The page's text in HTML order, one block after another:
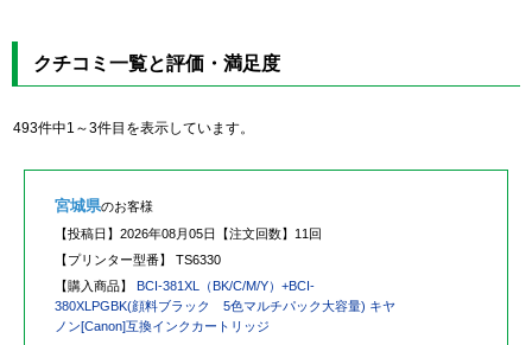
クチコミ一覧と評価・満足度
493件中1～3件目を表示しています。
宮城県のお客様
【投稿日】 2026年08月05日 【注文回数】 11回
【プリンター型番】 TS6330
【購入商品】 BCI-381XL（BK/C/M/Y）+BCI-
380XLPGBK(顔料ブラック 5色マルチパック大容量) キヤ
ノン[Canon]互換インクカートリッジ